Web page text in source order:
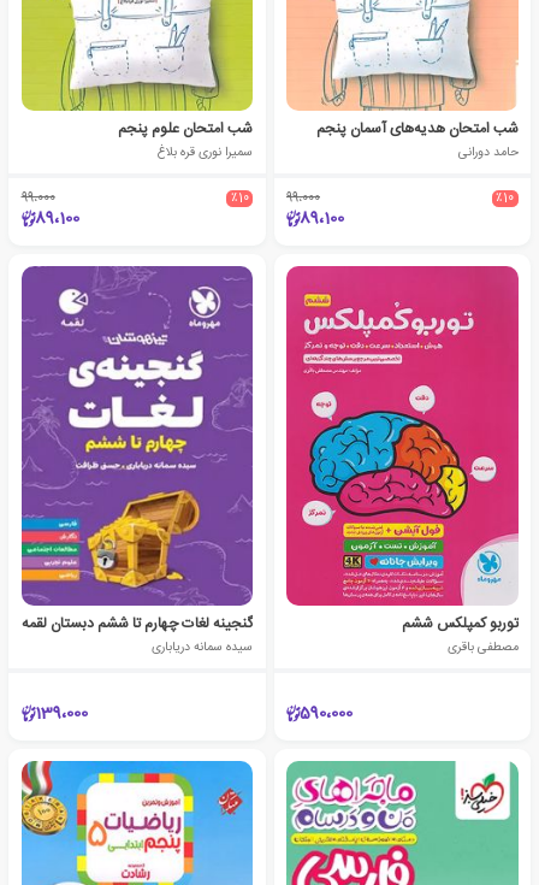
شب امتحان هدیه‌های آسمان پنجم
حامد دورانی
٪10 99،000
89،100
شب امتحان علوم پنجم
سمیرا نوری قره بلاغ
٪10 99،000
89،100
توربو کمپلکس ششم
مصطفی باقری
590،000
گنجینه لغات چهارم تا ششم دبستان لقمه
سیده سمانه دریاباری
139،000